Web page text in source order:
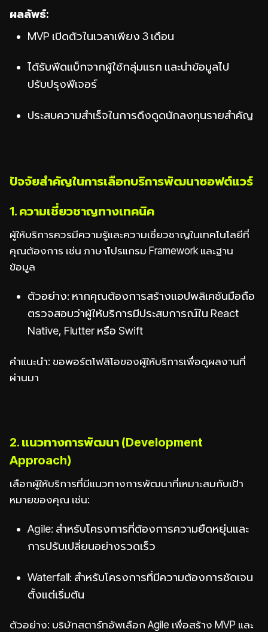
ผลลัพธ์:
MVP เปิดตัวในเวลาเพียง 3 เดือน
ได้รับฟีดแบ็กจากผู้ใช้กลุ่มแรก และนำข้อมูลไป
ปรับปรุงฟีเจอร์
ประสบความสำเร็จในการดึงดูดนักลงทุนรายสำคัญ
ปัจจัยสำคัญในการเลือกบริการพัฒนาซอฟต์แวร์
1. ความเชี่ยวชาญทางเทคนิค
ผู้ให้บริการควรมีความรู้และความเชี่ยวชาญในเทคโนโลยีที่
คุณต้องการ เช่น ภาษาโปรแกรม Framework และฐาน
ข้อมูล
ตัวอย่าง: หากคุณต้องการสร้างแอปพลิเคชันมือถือ
ตรวจสอบว่าผู้ให้บริการมีประสบการณ์ใน React
Native, Flutter หรือ Swift
คำแนะนำ: ขอพอร์ตโฟลิโอของผู้ให้บริการเพื่อดูผลงานที่
ผ่านมา
2. แนวทางการพัฒนา (Development
Approach)
เลือกผู้ให้บริการที่มีแนวทางการพัฒนาที่เหมาะสมกับเป้า
หมายของคุณ เช่น:
Agile: สำหรับโครงการที่ต้องการความยืดหยุ่นและ
การปรับเปลี่ยนอย่างรวดเร็ว
Waterfall: สำหรับโครงการที่มีความต้องการชัดเจน
ตั้งแต่เริ่มต้น
ตัวอย่าง: บริษัทสตาร์ทอัพเลือก Agile เพื่อสร้าง MVP และ